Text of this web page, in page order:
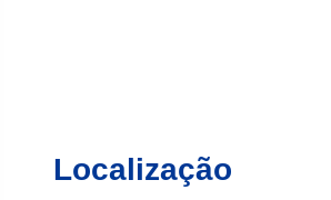
Localização